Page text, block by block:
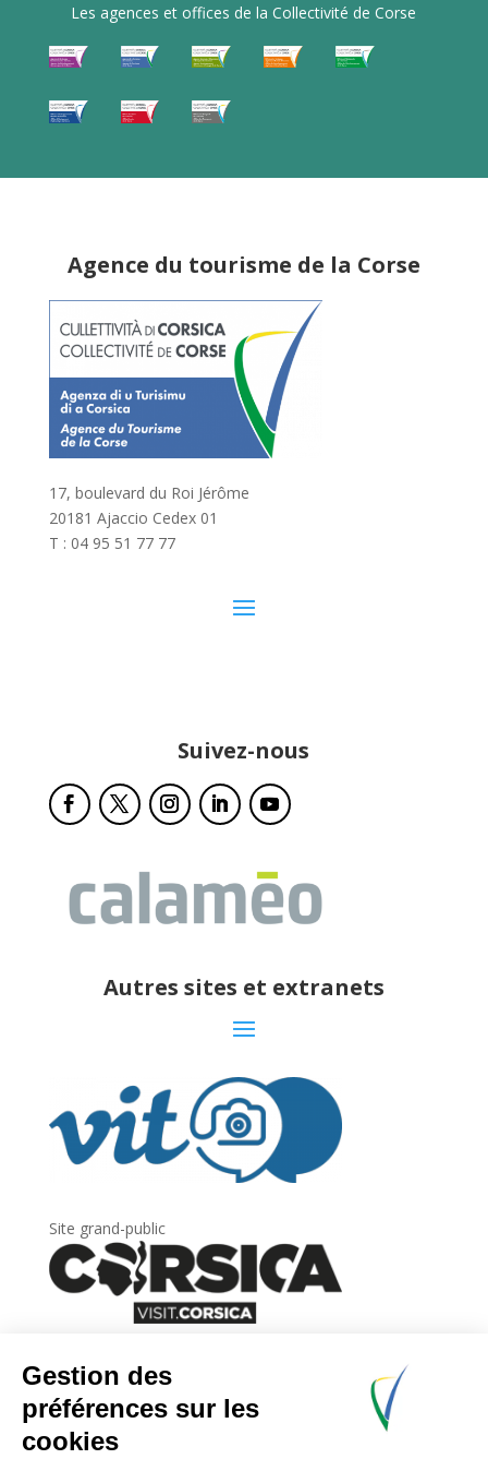
Les agences et offices de la Collectivité de Corse
Agence du tourisme de la Corse
17, boulevard du Roi Jérôme
20181 Ajaccio Cedex 01
T : 04 95 51 77 77
Suivez-nous
Autres sites et extranets
Site grand-public
Newsletter
Inscrivez-vous àla lettre d’information
l’Agence du tourisme de la Corse.